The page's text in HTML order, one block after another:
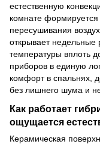
естественную
комнате
пересушивания
открывает недельные
температуры вплоть
приборов в единую
комфорт в спальнях,
без лишнего шума и
Как работает
ощущается
Керамическая